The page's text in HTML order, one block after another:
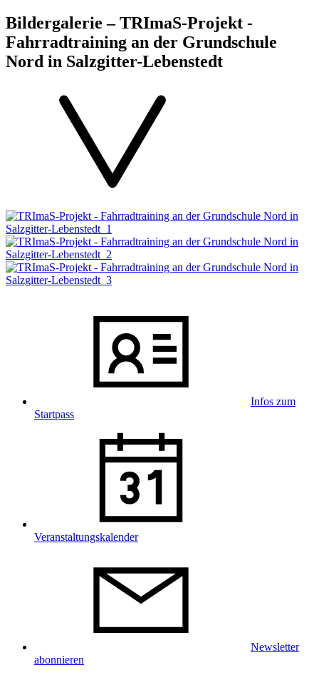
Bildergalerie – TRImaS-Projekt -
Fahrradtraining an der Grundschule
Nord in Salzgitter-Lebenstedt
Infos zum
Startpass
Veranstaltungskalender
Newsletter
abonnieren